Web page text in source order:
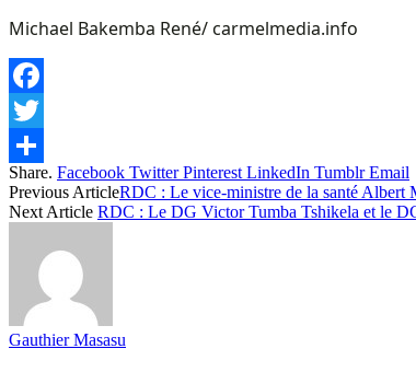
Michael Bakemba René/ carmelmedia.info
Facebook
Twitter
Share
Share. Facebook Twitter Pinterest LinkedIn Tumblr Email
Previous ArticleRDC : Le vice-ministre de la santé Albert
Next Article RDC : Le DG Victor Tumba Tshikela et le
Gauthier Masasu